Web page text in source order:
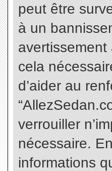
peut être
à un
avertissement
cela
d’aider au
verrouiller
nécessaire.
informations